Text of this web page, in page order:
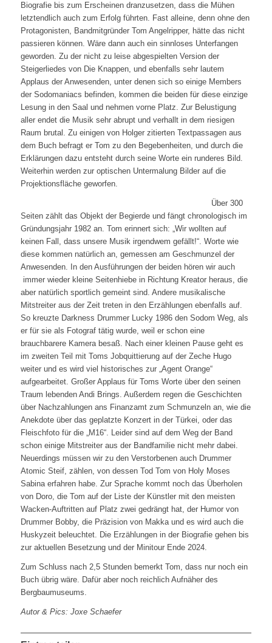
Biografie bis zum Erscheinen dranzusetzen, dass die Mühen
letztendlich auch zum Erfolg führten. Fast alleine, denn ohne den
Protagonisten, Bandmitgründer Tom Angelripper, hätte das nicht
passieren können. Wäre dann auch ein sinnloses Unterfangen
geworden. Zu der nicht zu leise abgespielten Version der
Steigerliedes von Die Knappen, und ebenfalls sehr lautem
Applaus der Anwesenden, unter denen sich so einige Members
der Sodomaniacs befinden, kommen die beiden für diese einzige
Lesung in den Saal und nehmen vorne Platz. Zur Belustigung
aller endet die Musik sehr abrupt und verhallt in dem riesigen
Raum brutal. Zu einigen von Holger zitierten Textpassagen aus
dem Buch befragt er Tom zu den Begebenheiten, und durch die
Erklärungen dazu entsteht durch seine Worte ein runderes Bild.
Weiterhin werden zur optischen Untermalung Bilder auf die
Projektionsfläche geworfen.
Über 300
Seiten zählt das Objekt der Begierde und fängt chronologisch im
Gründungsjahr 1982 an. Tom erinnert sich: „Wir wollten auf
keinen Fall, dass unsere Musik irgendwem gefällt!“. Worte wie
diese kommen natürlich an, gemessen am Geschmunzel der
Anwesenden. In den Ausführungen der beiden hören wir auch
immer wieder kleine Seitenhiebe in Richtung Kreator heraus, die
aber natürlich sportlich gemeint sind. Andere musikalische
Mitstreiter aus der Zeit treten in den Erzählungen ebenfalls auf.
So kreuzte Darkness Drummer Lucky 1986 den Sodom Weg, als
er für sie als Fotograf tätig wurde, weil er schon eine
brauchbarere Kamera besaß. Nach einer kleinen Pause geht es
im zweiten Teil mit Toms Jobquittierung auf der Zeche Hugo
weiter und es wird viel historisches zur „Agent Orange“
aufgearbeitet. Großer Applaus für Toms Worte über den seinen
Traum lebenden Andi Brings. Außerdem regen die Geschichten
über Nachzahlungen ans Finanzamt zum Schmunzeln an, wie die
Anekdote über das geplatzte Konzert in der Türkei, oder das
Fleischfoto für die „M16“. Leider sind auf dem Weg der Band
schon einige Mitstreiter aus der Bandfamilie nicht mehr dabei.
Neuerdings müssen wir zu den Verstorbenen auch Drummer
Atomic Steif, zählen, von dessen Tod Tom von Holy Moses
Sabina erfahren habe. Zur Sprache kommt noch das Überholen
von Doro, die Tom auf der Liste der Künstler mit den meisten
Wacken-Auftritten auf Platz zwei gedrängt hat, der Humor von
Drummer Bobby, die Präzision von Makka und es wird auch die
Huskyzeit beleuchtet. Die Erzählungen in der Biografie gehen bis
zur aktuellen Besetzung und der Minitour Ende 2024.
Zum Schluss nach 2,5 Stunden bemerkt Tom, dass nur noch ein
Buch übrig wäre. Dafür aber noch reichlich Aufnäher des
Bergbaumuseums.
Autor & Pics: Joxe Schaefer